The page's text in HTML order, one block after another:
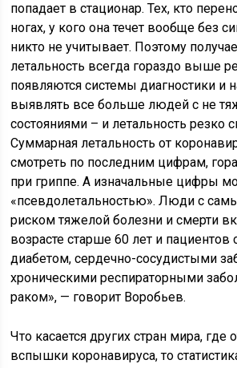
попадает в стационар. Тех, кто
ногах, у кого она течет вообще без
никто не учитывает. Поэтому
летальность всегда гораздо выше
появляются системы диагностики и
выявлять все больше людей с не
состояниями – и летальность резко
Суммарная летальность от
смотреть по последним цифрам,
при гриппе. А изначальные цифры
«псевдолетальностью». Люди с
риском тяжелой болезни и смерти
возрасте старше 60 лет и пациентов
диабетом, сердечно-сосудистыми
хроническими респираторными
раком», — говорит Воробьев.
Что касается других стран мира, где
вспышки коронавируса, то